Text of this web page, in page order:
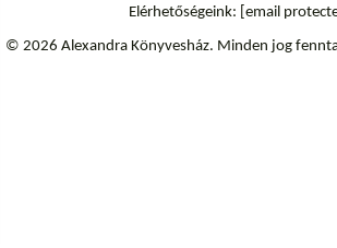
Elérhetőségeink: [email
© 2026 Alexandra Könyvesház. Minden jog